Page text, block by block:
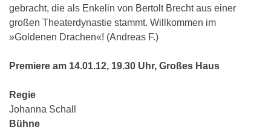
gebracht, die als Enkelin von Bertolt Brecht aus einer
großen Theaterdynastie stammt. Willkommen im
»Goldenen Drachen«! (Andreas F.)
Premiere am 14.01.12, 19.30 Uhr, Großes Haus
Regie
Johanna Schall
Bühne